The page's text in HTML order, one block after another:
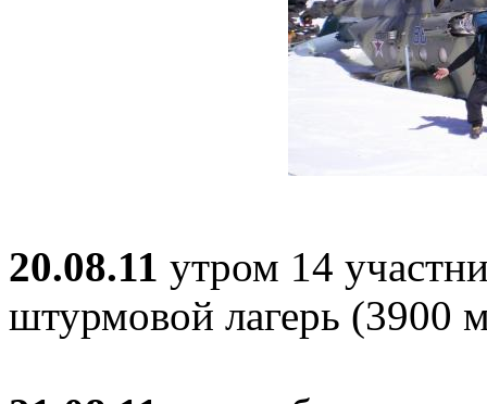
20.08.11 утром 14
штурмовой лагерь (3900